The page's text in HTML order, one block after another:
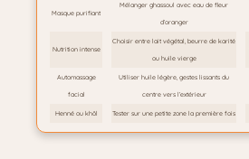
Masque purifiant
Mélanger ghassoul avec eau de fleur
d’oranger
Nutrition intense
Choisir entre lait végétal, beurre de karité
ou huile vierge
Automassage
facial
Utiliser huile légère, gestes lissants du
centre vers l’extérieur
Henné ou khôl Tester sur une petite zone la première fois